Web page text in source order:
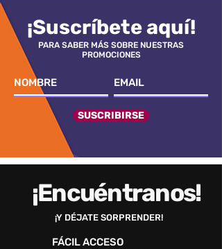
¡Suscríbete aquí!
PARA SABER MÁS SOBRE NUESTRAS
PROMOCIONES
SUSCRIBIRSE
¡Encuéntranos!
¡Y DÉJATE SORPRENDER!
FÁCIL ACCESO